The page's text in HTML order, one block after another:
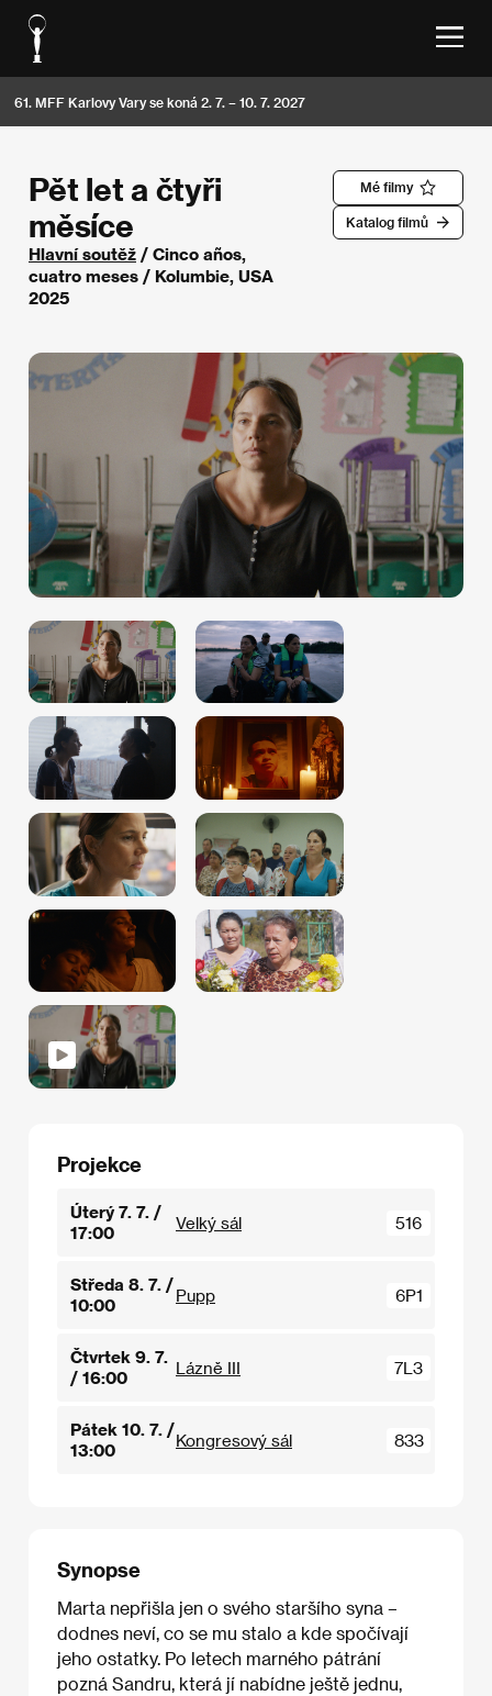
61. MFF Karlovy Vary se koná 2. 7. – 10. 7. 2027
Mé filmy
Katalog filmů
Pět let a čtyři
měsíce
Hlavní soutěž / Cinco años,
cuatro meses / Kolumbie, USA
2025
Projekce
Úterý 7. 7. /
17:00
Velký sál 516
Středa 8. 7. /
10:00
Pupp 6P1
Čtvrtek 9. 7.
/ 16:00
Lázně III 7L3
Pátek 10. 7. /
13:00
Kongresový sál 833
Synopse
Marta nepřišla jen o svého staršího syna –
dodnes neví, co se mu stalo a kde spočívají
jeho ostatky. Po letech marného pátrání
pozná Sandru, která jí nabídne ještě jednu,